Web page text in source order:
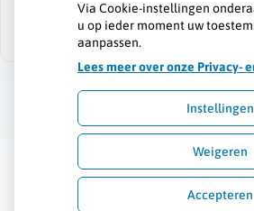
Cookie-instellingen
Uw Zorg Online|
Bezoek
onze
facebook
pagina
Bezoek
onze
pagina
Cookie-
Via Cookie-instellingen
u op ieder moment uw
aanpassen.
Lees meer over onze Privacy-
Instellingen
Weigeren
Accepteren